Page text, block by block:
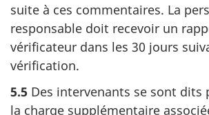
suite à ces commentaires. La
responsable doit recevoir un
vérificateur dans les 30 jours
vérification.
5.5 Des intervenants se sont dits
la charge supplémentaire